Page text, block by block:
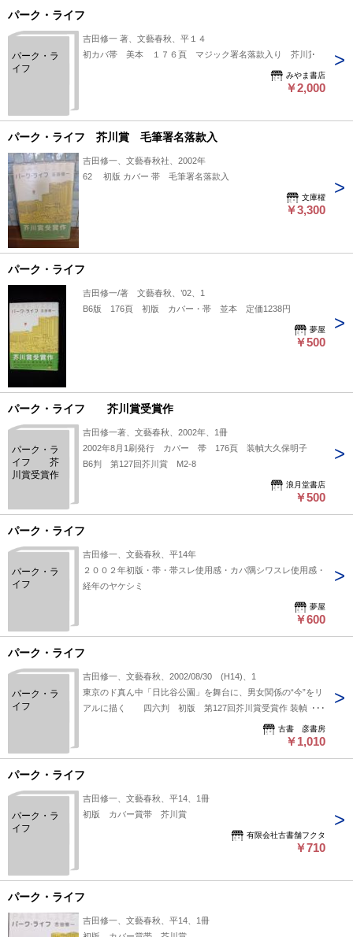
パーク・ライフ
パーク・ラ
イフ
吉田修一 著、文藝春秋、平１４
初カバ帯 美本 １７６頁 マジック署名落款入り 芥川賞
みやま書店
￥2,000
パーク・ライフ 芥川賞 毛筆署名落款入
吉田修一、文藝春秋社、2002年
62 初版 カバー 帯 毛筆署名落款入
文庫櫂
￥3,300
パーク・ライフ
吉田修一/著 文藝春秋、’02、1
B6版 176頁 初版 カバー・帯 並本 定価1238円
夢屋
￥500
パーク・ライフ 芥川賞受賞作
パーク・ラ
イフ 芥
川賞受賞作
吉田修一著、文藝春秋、2002年、1冊
2002年8月1刷発行 カバー 帯 176頁 装幀大久保明子
B6判 第127回芥川賞 M2-8
浪月堂書店
￥500
パーク・ライフ
パーク・ラ
イフ
吉田修一、文藝春秋、平14年
２００２年初版・帯・帯スレ使用感・カバ隅シワスレ使用感・
経年のヤケシミ
夢屋
￥600
パーク・ライフ
パーク・ラ
イフ
吉田修一、文藝春秋、2002/08/30 (H14)、1
東京のド真ん中「日比谷公園」を舞台に、男女関係の“今”をリ
アルに描く 四六判 初版 第127回芥川賞受賞作 装幀・装
古書 彦書房
￥1,010
パーク・ライフ
パーク・ラ
イフ
吉田修一、文藝春秋、平14、1冊
初版 カバー賞帯 芥川賞
有限会社古書舗フクタ
￥710
パーク・ライフ
吉田修一、文藝春秋、平14、1冊